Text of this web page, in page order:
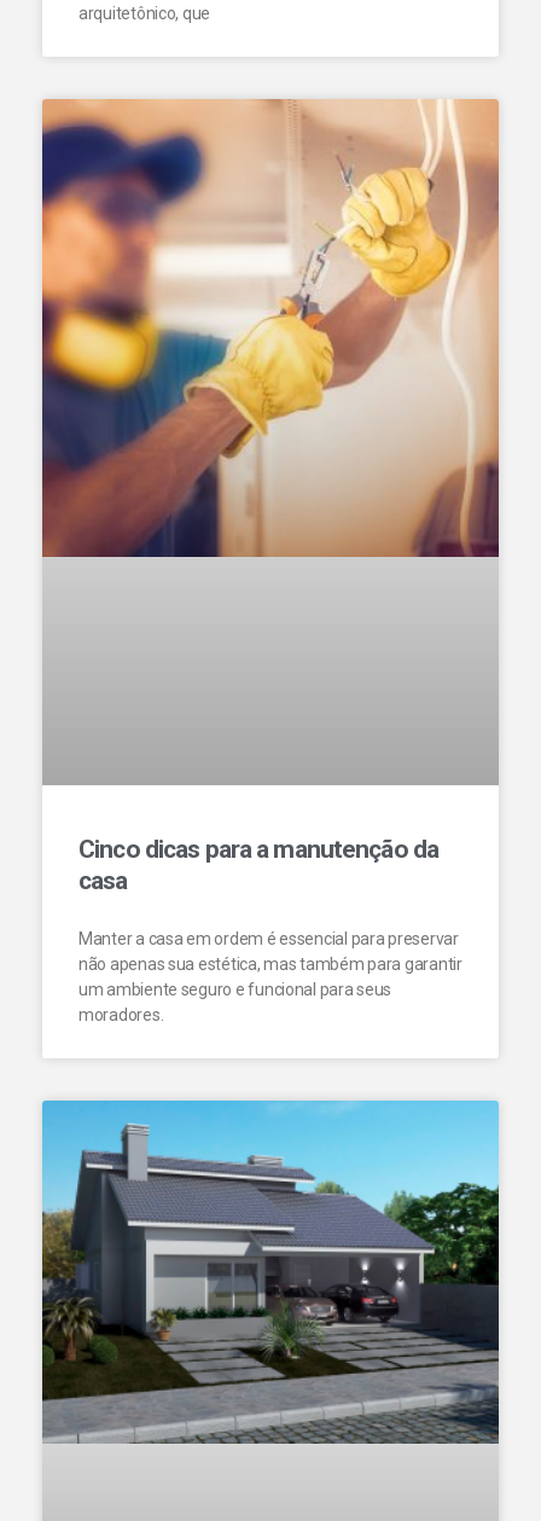
arquitetônico, que
Cinco dicas para a manutenção da
casa
Manter a casa em ordem é essencial para preservar
não apenas sua estética, mas também para garantir
um ambiente seguro e funcional para seus
moradores.